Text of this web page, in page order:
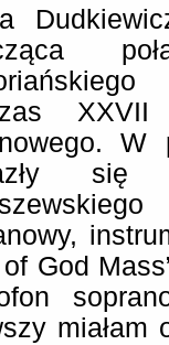
XXVII
W
się
of God
miałam